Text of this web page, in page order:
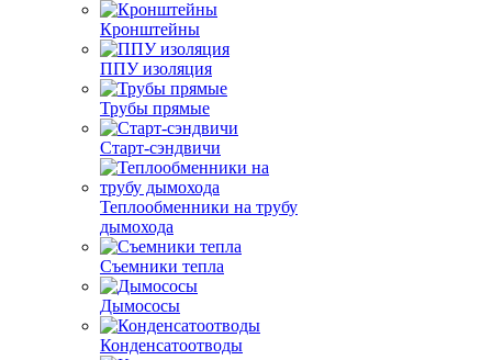
Кронштейны
ППУ изоляция
Трубы прямые
Старт-сэндвичи
Теплообменники на трубу
дымохода
Съемники тепла
Дымососы
Конденсатоотводы